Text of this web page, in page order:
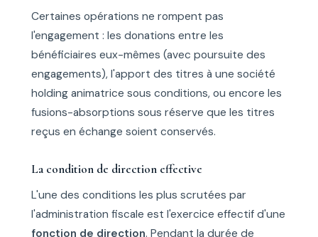
Certaines opérations ne rompent pas
l'engagement : les donations entre les
bénéficiaires eux-mêmes (avec poursuite des
engagements), l'apport des titres à une société
holding animatrice sous conditions, ou encore les
fusions-absorptions sous réserve que les titres
reçus en échange soient conservés.
La condition de direction effective
L'une des conditions les plus scrutées par
l'administration fiscale est l'exercice effectif d'une
fonction de direction. Pendant la durée de